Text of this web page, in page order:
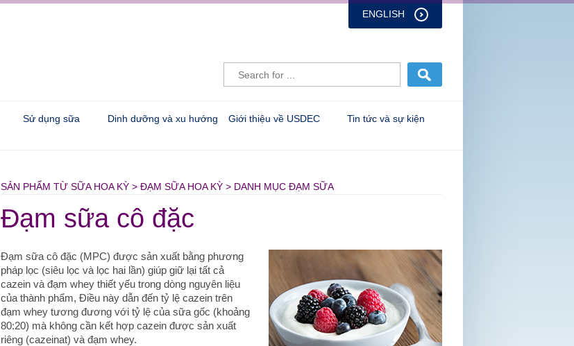
ENGLISH
Sử dụng sữa Dinh dưỡng và xu hướng Giới thiệu về USDEC Tin tức và sự kiện
SẢN PHẨM TỪ SỮA HOA KỲ > ĐẠM SỮA HOA KỲ > DANH MỤC ĐẠM SỮA
Đạm sữa cô đặc
Đạm sữa cô đặc (MPC) được sản xuất bằng phương
pháp lọc (siêu lọc và lọc hai lần) giúp giữ lại tất cả
cazein và đạm whey thiết yếu trong dòng nguyên liệu
của thành phẩm, Điều này dẫn đến tỷ lệ cazein trên
đạm whey tương đương với tỷ lệ của sữa gốc (khoảng
80:20) mà không cần kết hợp cazein được sản xuất
riêng (cazeinat) và đạm whey.